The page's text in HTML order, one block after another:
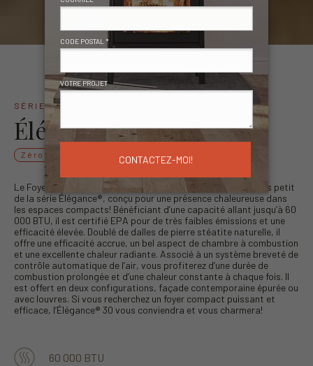
SÉRIE ÉLÉGANCE
Élégance®30
Zéro-dégagement
Le Foyer au bois à zéro-dégagement Élégance® 30 est le plus petit
de la série Élégance®, conçu pour une présence chaleureuse dans
les espaces compacts! Bénéficiant d’une capacité allant jusqu’à 60
000 BTU, il est certifié EPA pour de très faibles émissions et une
efficacité élevée. Doublé de dalles de pierre stéatite naturelle, il
offre une efficacité accrue, un bel aspect de chambre à combustion
et une excellente chaleur radiante. Associé à un système breveté de
contrôle automatique de l’air, vous profiterez d’une durée de
combustion prolongée et d’une chaleur constante à chaque fois. Il
est offert en deux configurations, façade contemporaine épurée ou
avec louvres. Si vous recherchez un foyer compact puissant et
efficace, l’Élégance® 30 vous conviendra et vous charmera!
60 000 BTU